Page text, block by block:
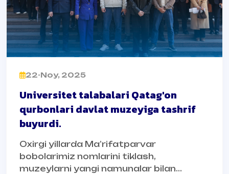
22-Noy, 2025
Universitet talabalari Qatag'on
qurbonlari davlat muzeyiga tashrif
buyurdi.
Oxirgi yillarda Ma’rifatparvar
bobolarimiz nomlarini tiklash,
muzeylarni yangi namunalar bilan